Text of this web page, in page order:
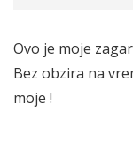
Ovo je moje
Bez obzira na
moje !